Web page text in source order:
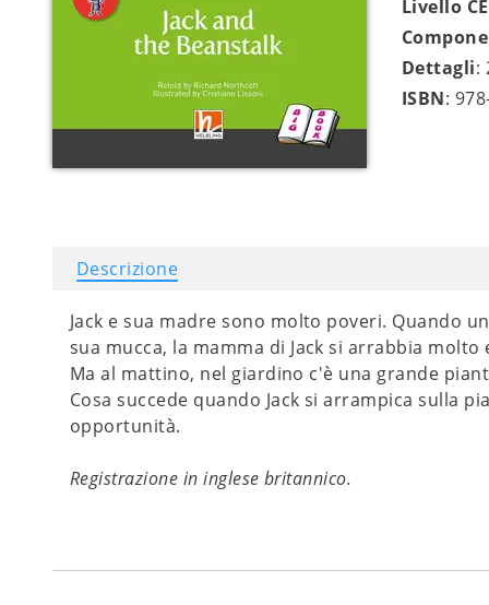
Livello
Dettagli:
ISBN:
Descrizione
Jack e sua madre sono molto poveri. Quando
sua mucca, la mamma di Jack si arrabbia
Ma al mattino, nel giardino c'è una grande
Cosa succede quando Jack si arrampica sulla
opportunità.
Registrazione in inglese britannico.